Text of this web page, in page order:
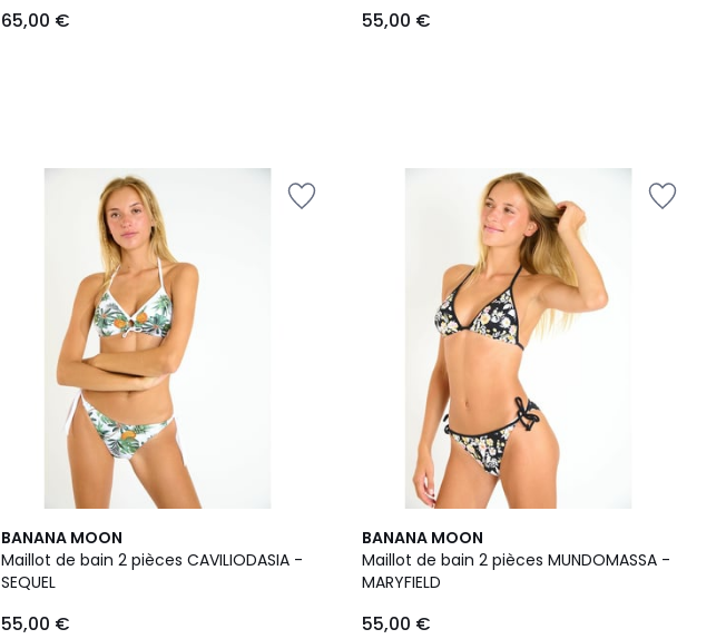
65,00 € 55,00 €
BANANA MOON
Maillot de bain 2 pièces CAVILIODASIA -
SEQUEL
55,00 €
BANANA MOON
Maillot de bain 2 pièces MUNDOMASSA -
MARYFIELD
55,00 €